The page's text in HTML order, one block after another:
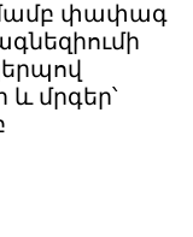
փափագ
և մրգեր՝